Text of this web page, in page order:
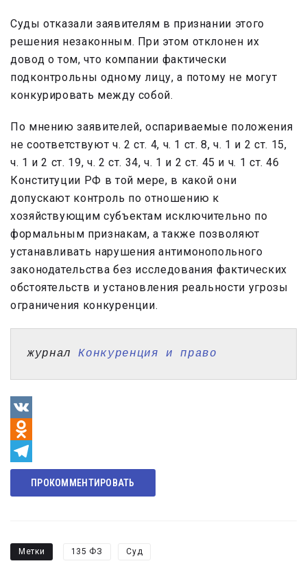
Суды отказали заявителям в признании этого
решения незаконным. При этом отклонен их
довод о том, что компании фактически
подконтрольны одному лицу, а потому не могут
конкурировать между собой.
По мнению заявителей, оспариваемые положения
не соответствуют ч. 2 ст. 4, ч. 1 ст. 8, ч. 1 и 2 ст. 15,
ч. 1 и 2 ст. 19, ч. 2 ст. 34, ч. 1 и 2 ст. 45 и ч. 1 ст. 46
Конституции РФ в той мере, в какой они
допускают контроль по отношению к
хозяйствующим субъектам исключительно по
формальным признакам, а также позволяют
устанавливать нарушения антимонопольного
законодательства без исследования фактических
обстоятельств и установления реальности угрозы
ограничения конкуренции.
журнал Конкуренция и право
VK
Odnoklassniki
Telegram
ПРОКОММЕНТИРОВАТЬ
Метки 135 ФЗ Суд